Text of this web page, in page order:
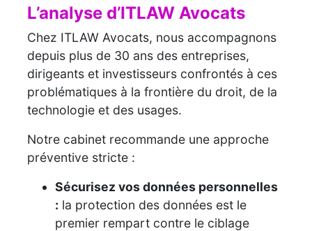
L’analyse d’ITLAW Avocats
Chez ITLAW Avocats, nous accompagnons
depuis plus de 30 ans des entreprises,
dirigeants et investisseurs confrontés à ces
problématiques à la frontière du droit, de la
technologie et des usages.
Notre cabinet recommande une approche
préventive stricte :
Sécurisez vos données personnelles
: la protection des données est le
premier rempart contre le ciblage